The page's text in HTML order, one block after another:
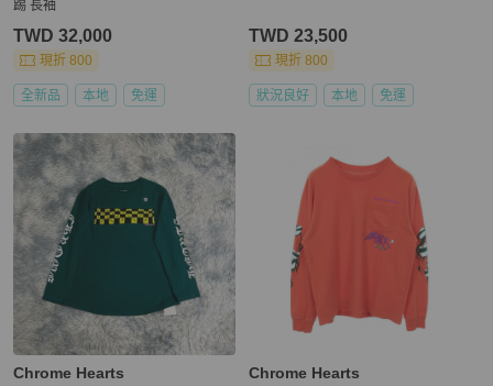
踢 長袖
TWD 32,000
現折 800
全新品 本地 免運
TWD 23,500
現折 800
狀況良好 本地 免運
Chrome Hearts Chrome Hearts